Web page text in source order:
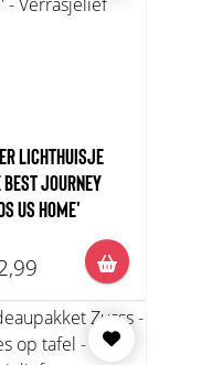
LICHTHUISJE
JOURNEY
US HOME'